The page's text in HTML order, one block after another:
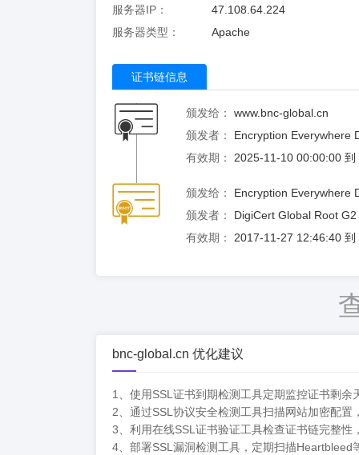
服务器IP：
47.108.64.224
服务器类型：
Apache
证书链信息
颁发给：
www.bnc-global.cn
颁发者：
Encryption Everywhere
有效期：
2025-11-10 00:00:00
颁发给：
Encryption Everywhere
颁发者：
DigiCert Global Root G2
有效期：
2017-11-27 12:46:40
bnc-global.cn 优化建议
1、使用SSL证书到期检测工具定期监控证书剩
2、通过SSL协议安全检测工具扫描网站加密配
3、利用在线SSL证书验证工具检查证书链完整
4、部署SSL漏洞检测工具，定期扫描